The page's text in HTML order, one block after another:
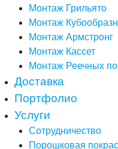
Монтаж Грильято
Монтаж
Монтаж Армстронг
Монтаж Кассет
Монтаж Реечных
Доставка
Портфолио
Услуги
Сотрудничество
Порошковая